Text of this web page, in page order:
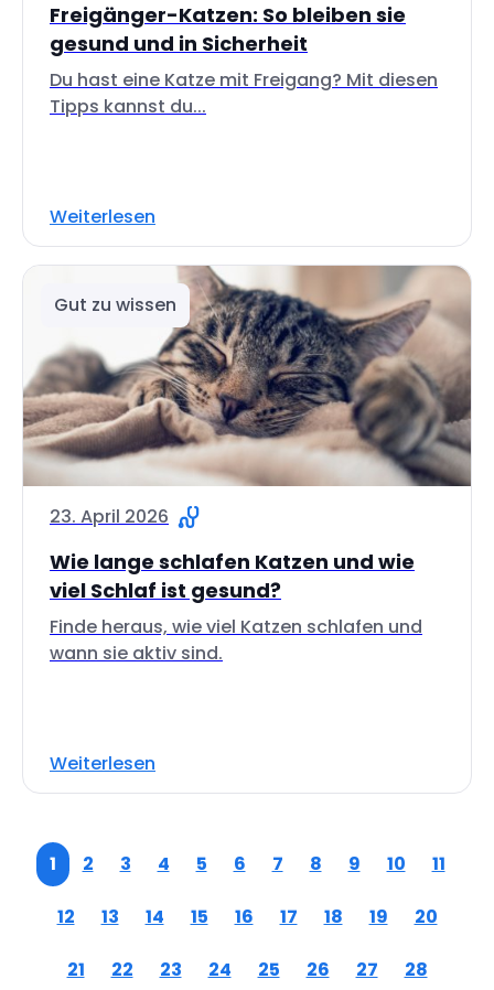
Freigänger-Katzen: So bleiben sie
gesund und in Sicherheit
Du hast eine Katze mit Freigang? Mit diesen
Tipps kannst du...
Weiterlesen
Gut zu wissen
23. April 2026
Wie lange schlafen Katzen und wie
viel Schlaf ist gesund?
Finde heraus, wie viel Katzen schlafen und
wann sie aktiv sind.
Weiterlesen
1 2 3 4 5 6 7 8 9 10 11
12 13 14 15 16 17 18 19 20
21 22 23 24 25 26 27 28